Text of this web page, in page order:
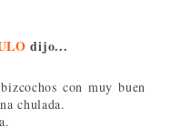
dijo...
con muy buen
chulada.